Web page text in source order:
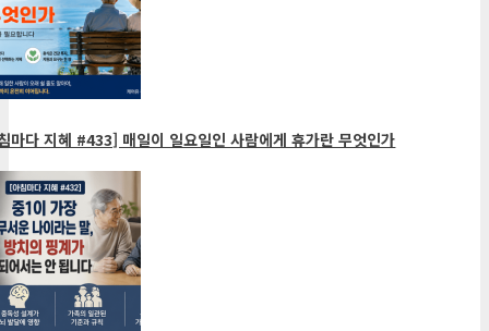
다 지혜 #433] 매일이 일요일인 사람에게 휴가란 무엇인가